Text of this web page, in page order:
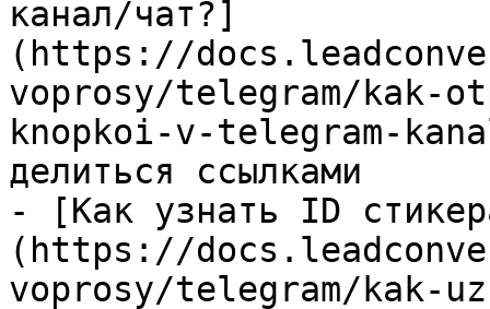
канал/чат?]
(https://
voprosy/telegram/kak-
knopkoi-v-telegram-
делиться ссылками
- [Как узнать ID
(https://
voprosy/telegram/kak-